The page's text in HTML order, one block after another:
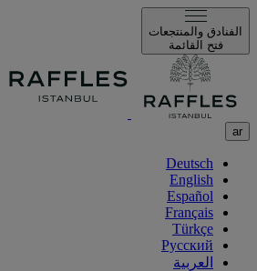
الفنادق والمنتجعات
فتح القائمة
ar
Deutsch
English
Español
Français
Türkçe
Русский
العربية